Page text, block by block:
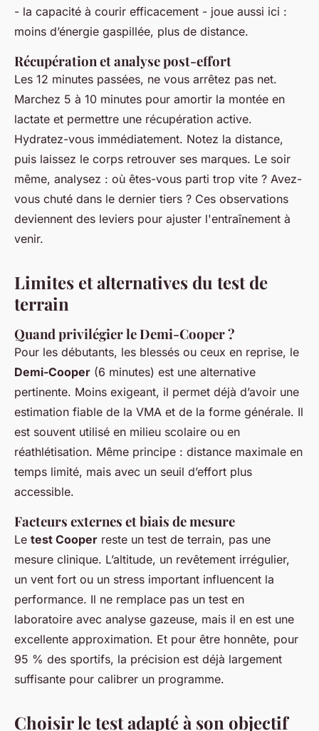
- la capacité à courir efficacement - joue aussi ici :
moins d’énergie gaspillée, plus de distance.
Récupération et analyse post-effort
Les 12 minutes passées, ne vous arrêtez pas net.
Marchez 5 à 10 minutes pour amortir la montée en
lactate et permettre une récupération active.
Hydratez-vous immédiatement. Notez la distance,
puis laissez le corps retrouver ses marques. Le soir
même, analysez : où êtes-vous parti trop vite ? Avez-
vous chuté dans le dernier tiers ? Ces observations
deviennent des leviers pour ajuster l'entraînement à
venir.
Limites et alternatives du test de
terrain
Quand privilégier le Demi-Cooper ?
Pour les débutants, les blessés ou ceux en reprise, le
Demi-Cooper (6 minutes) est une alternative
pertinente. Moins exigeant, il permet déjà d’avoir une
estimation fiable de la VMA et de la forme générale. Il
est souvent utilisé en milieu scolaire ou en
réathlétisation. Même principe : distance maximale en
temps limité, mais avec un seuil d’effort plus
accessible.
Facteurs externes et biais de mesure
Le test Cooper reste un test de terrain, pas une
mesure clinique. L’altitude, un revêtement irrégulier,
un vent fort ou un stress important influencent la
performance. Il ne remplace pas un test en
laboratoire avec analyse gazeuse, mais il en est une
excellente approximation. Et pour être honnête, pour
95 % des sportifs, la précision est déjà largement
suffisante pour calibrer un programme.
Choisir le test adapté à son objectif